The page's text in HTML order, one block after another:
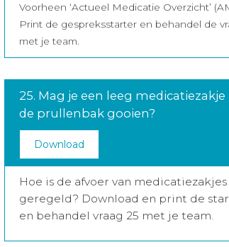
Voorheen ‘Actueel Medicatie Overzicht’
Print de gespreksstarter en behandel de
met je team.
25. Mag je een leeg medicatiezakje
de prullenbak gooien?
Download
Hoe is de afvoer van medicatiezakjes
geregeld? Download en print de
en behandel vraag 25 met je team.